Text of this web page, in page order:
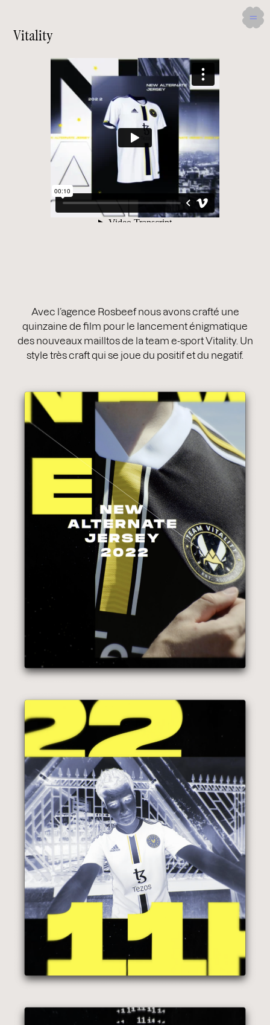
Vitality
Avec l’agence Rosbeef nous avons crafté une
quinzaine de film pour le lancement énigmatique
des nouveaux mailltos de la team e-sport Vitality. Un
style très craft qui se joue du positif et du negatif.